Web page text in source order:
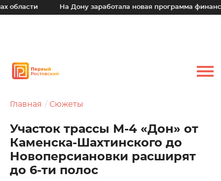
На Дону заработала новая программа финансовой
Главная Сюжеты
Участок трассы М-4 «Дон» от
Каменска-Шахтинского до
Новоперсиановки расширят
до 6-ти полос